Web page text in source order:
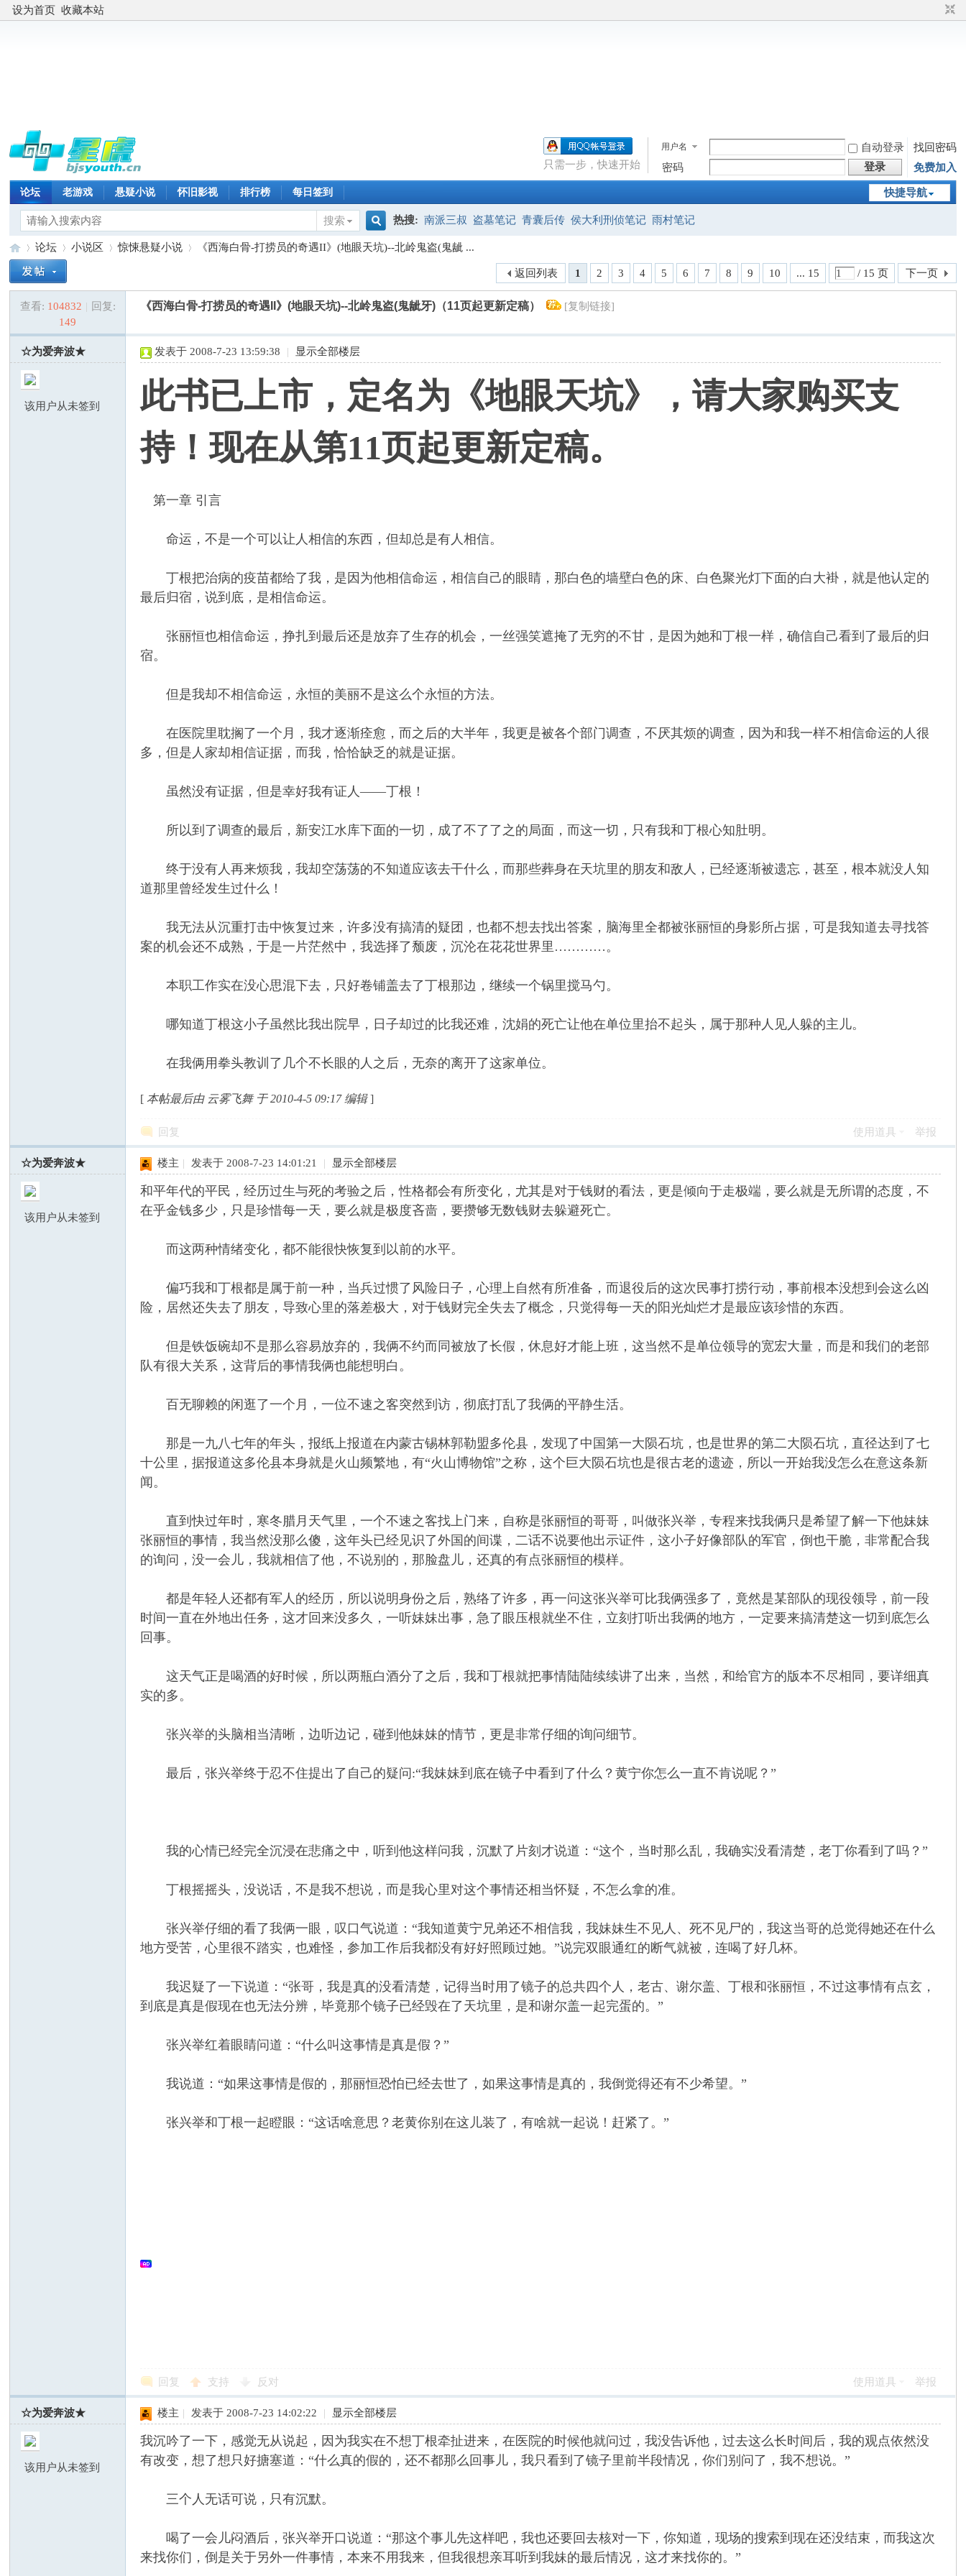
设为首页 收藏本站
用户名 自动登录
找回密码
密码
登录 免费加入
只需一步，快速开始
快捷导航
论坛 老游戏 悬疑小说 怀旧影视 排行榜 每日签到
搜索
搜
索
热搜: 南派三叔 盗墓笔记 青囊后传 侯大利刑侦笔记 雨村笔记
星»
论坛
›
小说区
›
惊悚悬疑小说
›
《西海白骨-打捞员的奇遇II》(地眼天坑)--北岭鬼盗(鬼龇 ...
1 2 3 4 5 6 7 8 9 10 ... 15 / 15 页 下一页
返回列表
查看: 104832 |
回复:
149
《西海白骨-打捞员的奇遇II》(地眼天坑)--北岭鬼盗(鬼龇牙)（11页起更新定稿） [复制链接]
☆为爱奔波★
该用户从未签到
发表于 2008-7-23 13:59:38 | 显示全部楼层
此书已上市，定名为《地眼天坑》，请大家购买支
持！现在从第11页起更新定稿。
第一章 引言
命运，不是一个可以让人相信的东西，但却总是有人相信。
丁根把治病的疫苗都给了我，是因为他相信命运，相信自己的眼睛，那白色的墙壁白色的床、白色聚光灯下面的白大褂，就是他认定的
最后归宿，说到底，是相信命运。
张丽恒也相信命运，挣扎到最后还是放弃了生存的机会，一丝强笑遮掩了无穷的不甘，是因为她和丁根一样，确信自己看到了最后的归
宿。
但是我却不相信命运，永恒的美丽不是这么个永恒的方法。
在医院里耽搁了一个月，我才逐渐痊愈，而之后的大半年，我更是被各个部门调查，不厌其烦的调查，因为和我一样不相信命运的人很
多，但是人家却相信证据，而我，恰恰缺乏的就是证据。
虽然没有证据，但是幸好我有证人——丁根！
所以到了调查的最后，新安江水库下面的一切，成了不了了之的局面，而这一切，只有我和丁根心知肚明。
终于没有人再来烦我，我却空荡荡的不知道应该去干什么，而那些葬身在天坑里的朋友和敌人，已经逐渐被遗忘，甚至，根本就没人知
道那里曾经发生过什么！
我无法从沉重打击中恢复过来，许多没有搞清的疑团，也都不想去找出答案，脑海里全都被张丽恒的身影所占据，可是我知道去寻找答
案的机会还不成熟，于是一片茫然中，我选择了颓废，沉沦在花花世界里…………。
本职工作实在没心思混下去，只好卷铺盖去了丁根那边，继续一个锅里搅马勺。
哪知道丁根这小子虽然比我出院早，日子却过的比我还难，沈娟的死亡让他在单位里抬不起头，属于那种人见人躲的主儿。
在我俩用拳头教训了几个不长眼的人之后，无奈的离开了这家单位。
[ 本帖最后由 云雾飞舞 于 2010-4-5 09:17 编辑]
回复 使用道具 举报
☆为爱奔波★
该用户从未签到
楼主 | 发表于 2008-7-23 14:01:21 | 显示全部楼层
和平年代的平民，经历过生与死的考验之后，性格都会有所变化，尤其是对于钱财的看法，更是倾向于走极端，要么就是无所谓的态度，不
在乎金钱多少，只是珍惜每一天，要么就是极度吝啬，要攒够无数钱财去躲避死亡。
而这两种情绪变化，都不能很快恢复到以前的水平。
偏巧我和丁根都是属于前一种，当兵过惯了风险日子，心理上自然有所准备，而退役后的这次民事打捞行动，事前根本没想到会这么凶
险，居然还失去了朋友，导致心里的落差极大，对于钱财完全失去了概念，只觉得每一天的阳光灿烂才是最应该珍惜的东西。
但是铁饭碗却不是那么容易放弃的，我俩不约而同被放了长假，休息好才能上班，这当然不是单位领导的宽宏大量，而是和我们的老部
队有很大关系，这背后的事情我俩也能想明白。
百无聊赖的闲逛了一个月，一位不速之客突然到访，彻底打乱了我俩的平静生活。
那是一九八七年的年头，报纸上报道在内蒙古锡林郭勒盟多伦县，发现了中国第一大陨石坑，也是世界的第二大陨石坑，直径达到了七
十公里，据报道这多伦县本身就是火山频繁地，有“火山博物馆”之称，这个巨大陨石坑也是很古老的遗迹，所以一开始我没怎么在意这条新
闻。
直到快过年时，寒冬腊月天气里，一个不速之客找上门来，自称是张丽恒的哥哥，叫做张兴举，专程来找我俩只是希望了解一下他妹妹
张丽恒的事情，我当然没那么傻，这年头已经见识了外国的间谍，二话不说要他出示证件，这小子好像部队的军官，倒也干脆，非常配合我
的询问，没一会儿，我就相信了他，不说别的，那脸盘儿，还真的有点张丽恒的模样。
都是年轻人还都有军人的经历，所以说明身份之后，熟络了许多，再一问这张兴举可比我俩强多了，竟然是某部队的现役领导，前一段
时间一直在外地出任务，这才回来没多久，一听妹妹出事，急了眼压根就坐不住，立刻打听出我俩的地方，一定要来搞清楚这一切到底怎么
回事。
这天气正是喝酒的好时候，所以两瓶白酒分了之后，我和丁根就把事情陆陆续续讲了出来，当然，和给官方的版本不尽相同，要详细真
实的多。
张兴举的头脑相当清晰，边听边记，碰到他妹妹的情节，更是非常仔细的询问细节。
最后，张兴举终于忍不住提出了自己的疑问:“我妹妹到底在镜子中看到了什么？黄宁你怎么一直不肯说呢？”
我的心情已经完全沉浸在悲痛之中，听到他这样问我，沉默了片刻才说道：“这个，当时那么乱，我确实没看清楚，老丁你看到了吗？”
丁根摇摇头，没说话，不是我不想说，而是我心里对这个事情还相当怀疑，不怎么拿的准。
张兴举仔细的看了我俩一眼，叹口气说道：“我知道黄宁兄弟还不相信我，我妹妹生不见人、死不见尸的，我这当哥的总觉得她还在什么
地方受苦，心里很不踏实，也难怪，参加工作后我都没有好好照顾过她。”说完双眼通红的断气就被，连喝了好几杯。
我迟疑了一下说道：“张哥，我是真的没看清楚，记得当时用了镜子的总共四个人，老古、谢尔盖、丁根和张丽恒，不过这事情有点玄，
到底是真是假现在也无法分辨，毕竟那个镜子已经毁在了天坑里，是和谢尔盖一起完蛋的。”
张兴举红着眼睛问道：“什么叫这事情是真是假？”
我说道：“如果这事情是假的，那丽恒恐怕已经去世了，如果这事情是真的，我倒觉得还有不少希望。”
张兴举和丁根一起瞪眼：“这话啥意思？老黄你别在这儿装了，有啥就一起说！赶紧了。”
回复 支持 反对 使用道具 举报
☆为爱奔波★
该用户从未签到
楼主 | 发表于 2008-7-23 14:02:22 | 显示全部楼层
我沉吟了一下，感觉无从说起，因为我实在不想丁根牵扯进来，在医院的时候他就问过，我没告诉他，过去这么长时间后，我的观点依然没
有改变，想了想只好搪塞道：“什么真的假的，还不都那么回事儿，我只看到了镜子里前半段情况，你们别问了，我不想说。”
三个人无话可说，只有沉默。
喝了一会儿闷酒后，张兴举开口说道：“那这个事儿先这样吧，我也还要回去核对一下，你知道，现场的搜索到现在还没结束，而我这次
来找你们，倒是关于另外一件事情，本来不用我来，但我很想亲耳听到我妹的最后情况，这才来找你的。”